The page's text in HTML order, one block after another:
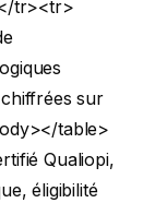
tr><tr>
sur
table>
Qualiopi,
éligibilité